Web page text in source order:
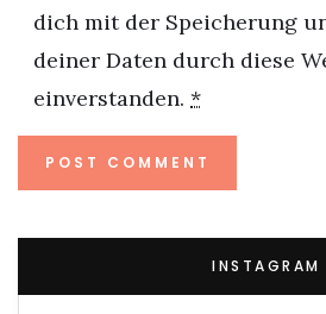
dich mit der Speicherung
deiner Daten durch diese
einverstanden. *
INSTAGRAM